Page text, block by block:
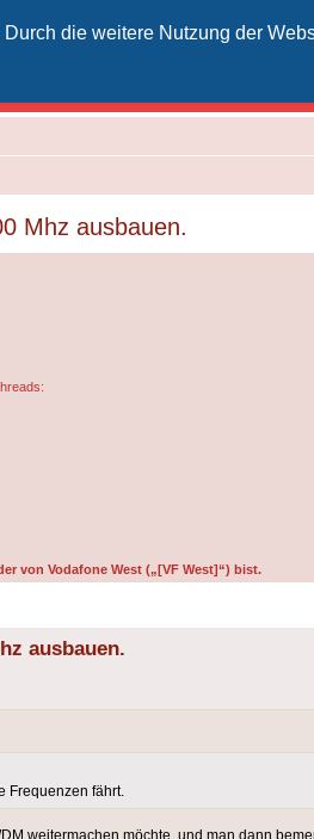
die weitere Nutzung der
Mhz ausbauen.
von Vodafone West („[VF West]“) bist.
ausbauen.
Frequenzen fährt.
weitermachen möchte, und man dann